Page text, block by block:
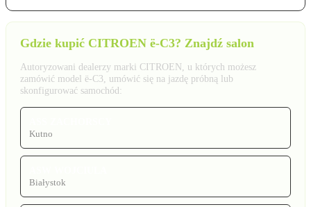
Gdzie kupić CITROEN ë-C3? Znajdź salon
Autoryzowani dealerzy marki CITROEN, u których możesz
zamówić model ë-C3, umówić się na jazdę próbną lub
skonfigurować samochód:
Kutno
Białystok